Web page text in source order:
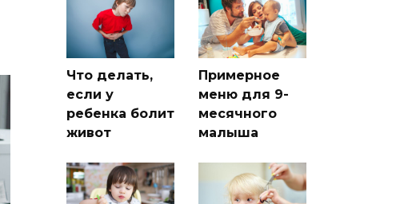
Что делать,
если у
ребенка болит
живот
Примерное
меню для 9-
месячного
малыша